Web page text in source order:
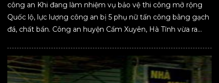
công an Khi đang làm nhiệm vụ bảo vệ thi công mở rộng
Quốc lộ, lực lượng công an bị 5 phụ nữ tấn công bằng gạch
đá, chất bẩn. Công an huyện Cẩm Xuyên, Hà Tĩnh vừa ra...